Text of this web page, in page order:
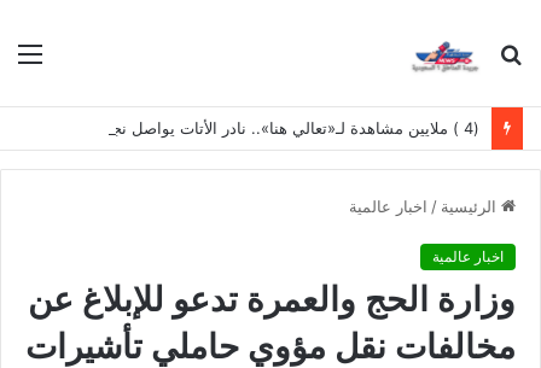
بحث
الرئيسية / اخبار عالمية
اخبار عالمية
وزارة الحج والعمرة تدعو للإبلاغ عن
مخالفات نقل مؤوي حاملي تأشيرات